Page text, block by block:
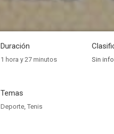
Duración
1 hora y 27 minutos Sin
Temas
Deporte, Tenis